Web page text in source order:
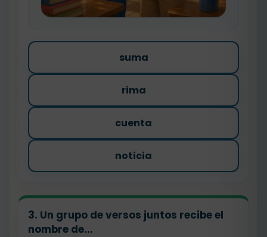
suma
rima
cuenta
noticia
3. Un grupo de versos juntos recibe el
nombre de...